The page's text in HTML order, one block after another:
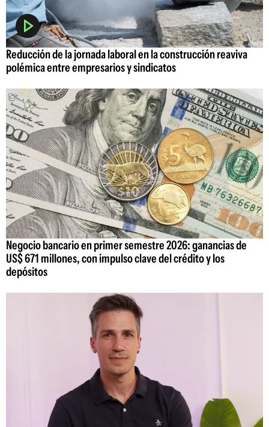
Reducción de la jornada laboral en la construcción reaviva
polémica entre empresarios y sindicatos
Negocio bancario en primer semestre 2026: ganancias de
US$ 671 millones, con impulso clave del crédito y los
depósitos